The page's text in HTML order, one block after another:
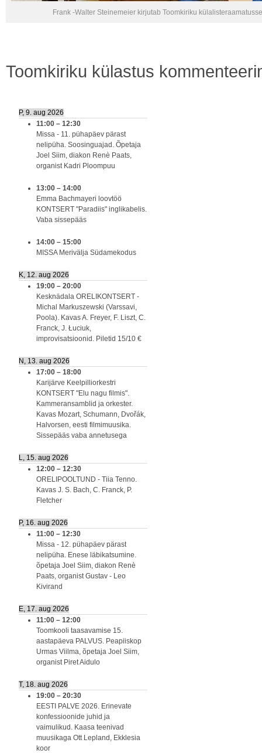
Frank -Walter Steinemeier kirjutab Toomkiriku külalisteraamatusse
Toomkiriku külastus
P, 9. aug 2026
11:00 – 12:30
Missa - 11. pühapäev pärast
nelipüha. Soosinguajad. Õpetaja
Joel Siim, diakon Renè Paats,
organist Kadri Ploompuu
13:00 – 14:00
Emma Bachmayeri loovtöö
KONTSERT "Paradiis" inglikabelis.
Vaba sissepääs
14:00 – 15:00
MISSA Merivälja Südamekodus
K, 12. aug 2026
19:00 – 20:00
Kesknädala ORELIKONTSERT -
Michal Markuszewski (Varssavi,
Poola). Kavas A. Freyer, F. Liszt, C.
Franck, J. Łuciuk,
improvisatsioonid. Piletid 15/10 €
N, 13. aug 2026
17:00 – 18:00
Karijärve Keelpilliorkestri
KONTSERT "Elu nagu filmis".
Kammeransamblid ja orkester.
Kavas Mozart, Schumann, Dvořák,
Halvorsen, eesti filmimuusika.
Sissepääs vaba annetusega
L, 15. aug 2026
12:00 – 12:30
ORELIPOOLTUND - Tiia Tenno.
Kavas J. S. Bach, C. Franck, P.
Fletcher
P, 16. aug 2026
11:00 – 12:30
Missa - 12. pühapäev pärast
nelipüha. Enese läbikatsumine.
õpetaja Joel Siim, diakon Renè
Paats, organist Gustav - Leo
Kivirand
E, 17. aug 2026
11:00 – 12:00
Toomkooli taasavamise 15.
aastapäeva PALVUS. Peapiiskop
Urmas Viilma, õpetaja Joel Siim,
organist Piret Aidulo
T, 18. aug 2026
19:00 – 20:30
EESTI PALVE 2026. Erinevate
konfessioonide juhid ja
vaimulikud. Kaasa teenivad
muusikaga Ott Lepland, Ekklesia
koor